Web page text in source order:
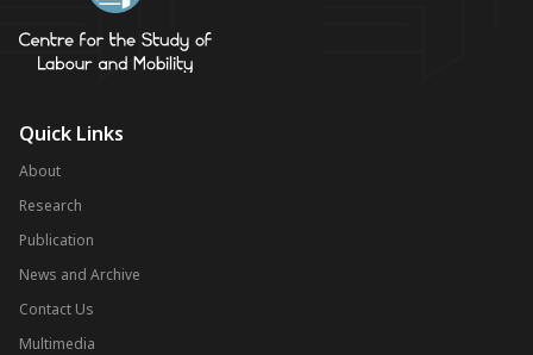
Quick Links
About
Research
Publication
News and Archive
Contact Us
Multimedia